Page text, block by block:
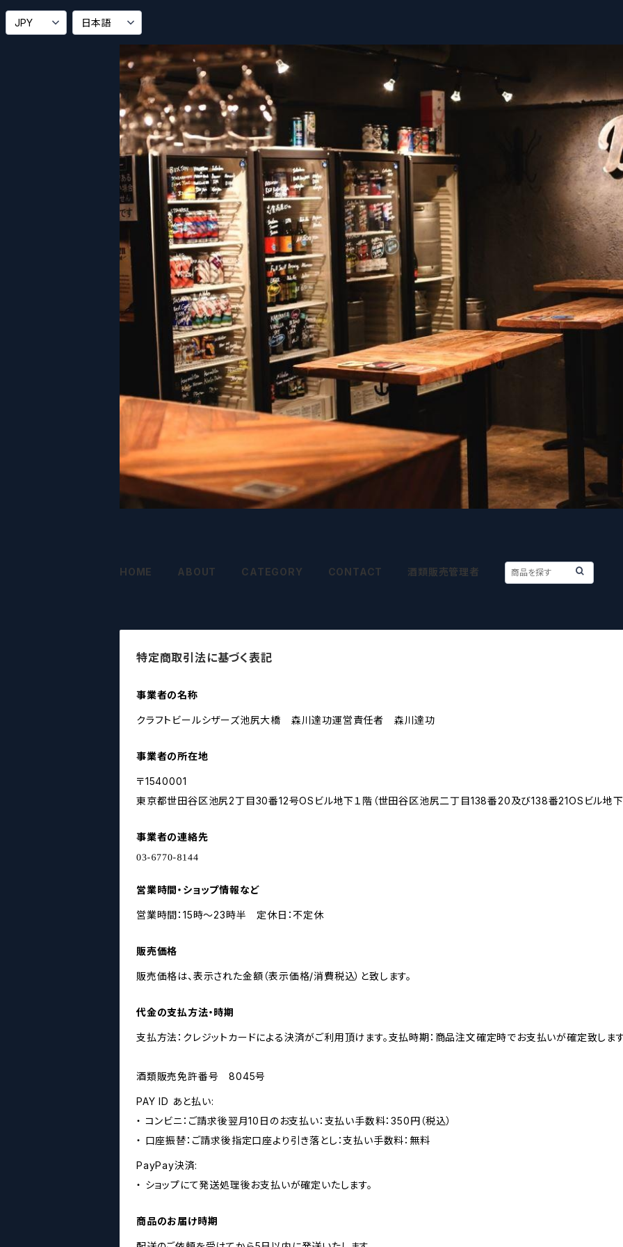
HOME ABOUT CATEGORY CONTACT 酒類販売管理者
特定商取引法に基づく表記
事業者の名称
クラフトビールシザーズ池尻大橋 森川達功運営責任者 森川達功
事業者の所在地
〒1540001
東京都世田谷区池尻2丁目30番12号OSビル地下１階（世田谷区池尻二丁目138番20及び138番21OSビル地下
事業者の連絡先
営業時間・ショップ情報など
営業時間：15時～23時半 定休日：不定休
販売価格
販売価格は、表示された金額（表示価格/消費税込）と致します。
代金の支払方法・時期
支払方法：クレジットカードによる決済がご利用頂けます。支払時期：商品注文確定時でお支払いが確定致します
酒類販売免許番号 8045号
PAY ID あと払い:
・ コンビニ：ご請求後翌月10日のお支払い：支払い手数料：350円（税込）
・ 口座振替：ご請求後指定口座より引き落とし：支払い手数料：無料
PayPay決済:
・ ショップにて発送処理後お支払いが確定いたします。
商品のお届け時期